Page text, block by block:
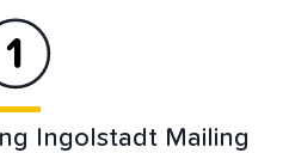
Ingolstadt Mailing